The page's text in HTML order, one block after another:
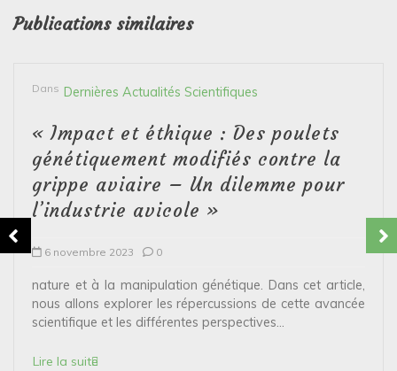
Publications similaires
Dans Dernières Actualités Scientifiques
« Impact et éthique : Des poulets
génétiquement modifiés contre la
grippe aviaire – Un dilemme pour
l’industrie avicole »
6 novembre 2023 0
nature et à la manipulation génétique. Dans cet article,
nous allons explorer les répercussions de cette avancée
scientifique et les différentes perspectives...
Lire la suite